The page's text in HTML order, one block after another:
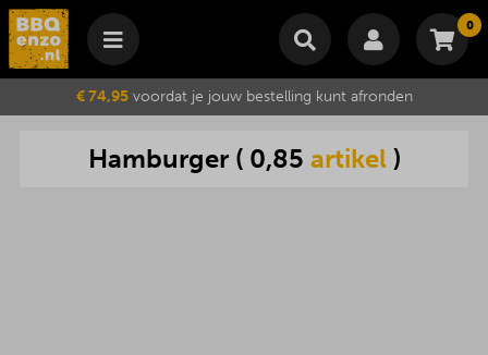
0
Winkelmand
Je winkelwagen is momenteel leeg.
Subtotaal €
Wijzig winkelmand Bestellen
€ 74,95voordat je jouw bestelling kunt afronden
Hamburger( 0,85 artikel)